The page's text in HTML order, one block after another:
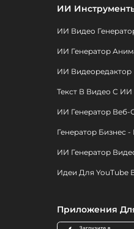
ИИ
ИИ Видео
ИИ Генератор
ИИ Видеоредактор
Текст В Видео С ИИ
ИИ Генератор Веб-
Генератор Бизнес
ИИ Генератор
Идеи Для YouTube
Приложения